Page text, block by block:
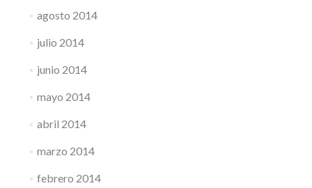
agosto 2014
julio 2014
junio 2014
mayo 2014
abril 2014
marzo 2014
febrero 2014